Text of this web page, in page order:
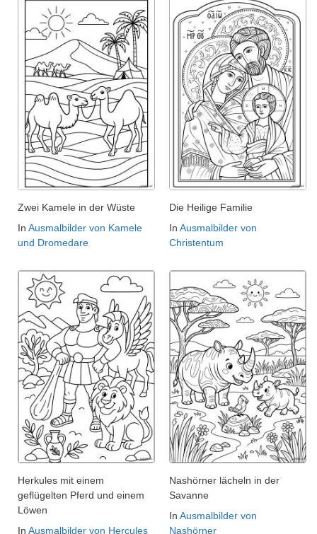
Zwei Kamele in der Wüste
In Ausmalbilder von Kamele
und Dromedare
Die Heilige Familie
In Ausmalbilder von
Christentum
Herkules mit einem
geflügelten Pferd und einem
Löwen
In Ausmalbilder von Hercules
Nashörner lächeln in der
Savanne
In Ausmalbilder von
Nashörner